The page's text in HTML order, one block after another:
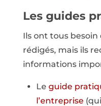
Les guides
Ils ont tous besoin
rédigés, mais ils
informations
Le guide
l’entreprise